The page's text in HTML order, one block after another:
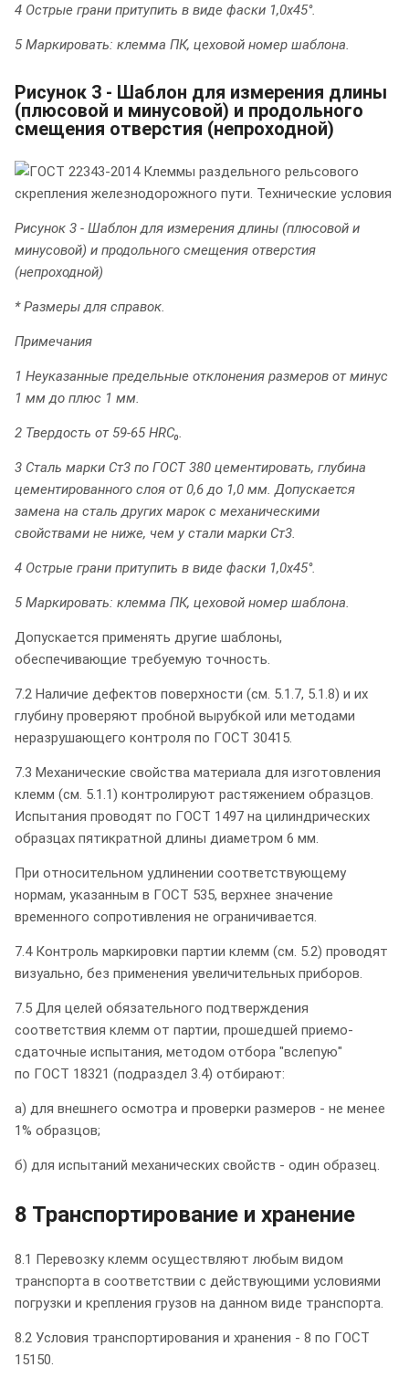
4 Острые грани притупить в виде фаски 1,0x45°.
5 Маркировать: клемма ПК, цеховой номер шаблона.
Рисунок 3 - Шаблон для измерения длины
(плюсовой и минусовой) и продольного
смещения отверстия (непроходной)
Рисунок 3 - Шаблон для измерения длины (плюсовой и
минусовой) и продольного смещения отверстия
(непроходной)
* Размеры для справок.
Примечания
1 Неуказанные предельные отклонения размеров от минус
1 мм до плюс 1 мм.
2 Твердость от 59-65 HRC₀.
3 Сталь марки Ст3 по ГОСТ 380 цементировать, глубина
цементированного слоя от 0,6 до 1,0 мм. Допускается
замена на сталь других марок с механическими
свойствами не ниже, чем у стали марки Ст3.
4 Острые грани притупить в виде фаски 1,0x45°.
5 Маркировать: клемма ПК, цеховой номер шаблона.
Допускается применять другие шаблоны,
обеспечивающие требуемую точность.
7.2 Наличие дефектов поверхности (см. 5.1.7, 5.1.8) и их
глубину проверяют пробной вырубкой или методами
неразрушающего контроля по ГОСТ 30415.
7.3 Механические свойства материала для изготовления
клемм (см. 5.1.1) контролируют растяжением образцов.
Испытания проводят по ГОСТ 1497 на цилиндрических
образцах пятикратной длины диаметром 6 мм.
При относительном удлинении соответствующему
нормам, указанным в ГОСТ 535, верхнее значение
временного сопротивления не ограничивается.
7.4 Контроль маркировки партии клемм (см. 5.2) проводят
визуально, без применения увеличительных приборов.
7.5 Для целей обязательного подтверждения
соответствия клемм от партии, прошедшей приемо-
сдаточные испытания, методом отбора "вслепую"
по ГОСТ 18321 (подраздел 3.4) отбирают:
а) для внешнего осмотра и проверки размеров - не менее
1% образцов;
б) для испытаний механических свойств - один образец.
8 Транспортирование и хранение
8.1 Перевозку клемм осуществляют любым видом
транспорта в соответствии с действующими условиями
погрузки и крепления грузов на данном виде транспорта.
8.2 Условия транспортирования и хранения - 8 по ГОСТ
15150.